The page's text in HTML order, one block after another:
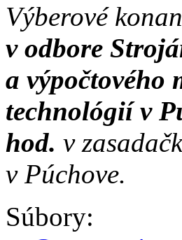
Výberové
v odbore
a výpočtového
technológií v
hod. v
v Púchove.
Súbory: